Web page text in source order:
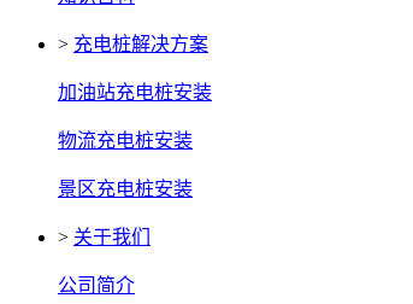
> 充电桩解决方案
加油站充电桩安装
物流充电桩安装
景区充电桩安装
> 关于我们
公司简介